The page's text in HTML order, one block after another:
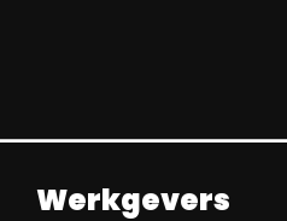
Werkgevers